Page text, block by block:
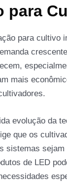
para
para cultivo
mais
evolução da
que os
sistemas
de LED